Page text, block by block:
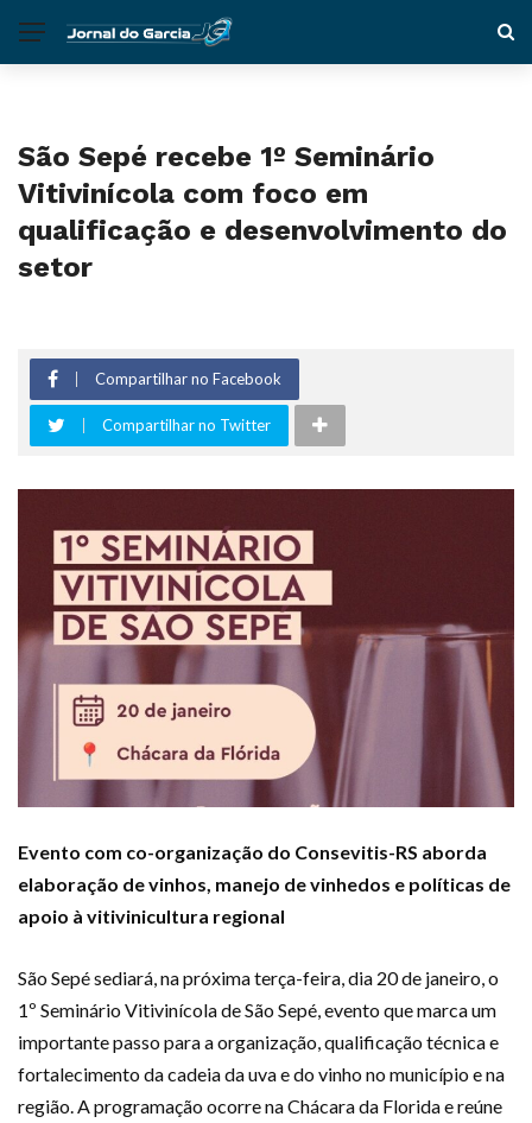
São Sepé recebe 1º Seminário
Vitivinícola com foco em
qualificação e desenvolvimento do
setor
Compartilhar no Facebook
Compartilhar no Twitter
Evento com co-organização do Consevitis-RS aborda
elaboração de vinhos, manejo de vinhedos e políticas de
apoio à vitivinicultura regional
São Sepé sediará, na próxima terça-feira, dia 20 de janeiro, o
1º Seminário Vitivinícola de São Sepé, evento que marca um
importante passo para a organização, qualificação técnica e
fortalecimento da cadeia da uva e do vinho no município e na
região. A programação ocorre na Chácara da Florida e reúne